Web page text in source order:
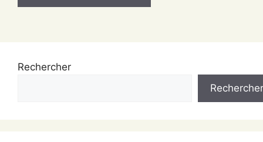
Rechercher
Rechercher